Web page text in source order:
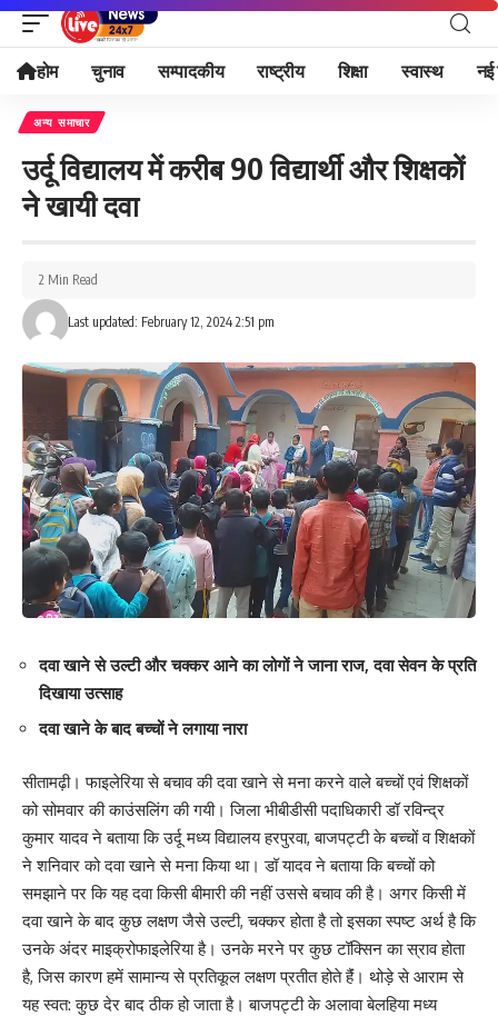
होम चुनाव सम्पादकीय राष्ट्रीय शिक्षा स्वास्थ नई
अन्य समाचार
उर्दू विद्यालय में करीब 90 विद्यार्थी और शिक्षकों
ने खायी दवा
Last updated: February 12, 2024 2:51 pm
2 Min Read
दवा खाने से उल्टी और चक्कर आने का लोगों ने जाना राज, दवा सेवन के प्रति
दिखाया उत्साह
दवा खाने के बाद बच्चों ने लगाया नारा
सीतामढ़ी। फाइलेरिया से बचाव की दवा खाने से मना करने वाले बच्चों एवं शिक्षकों
को सोमवार की काउंसलिंग की गयी। जिला भीबीडीसी पदाधिकारी डॉ रविन्द्र
कुमार यादव ने बताया कि उर्दू मध्य विद्यालय हरपुरवा, बाजपट्टी के बच्चों व शिक्षकों
ने शनिवार को दवा खाने से मना किया था। डॉ यादव ने बताया कि बच्चों को
समझाने पर कि यह दवा किसी बीमारी की नहीं उससे बचाव की है। अगर किसी में
दवा खाने के बाद कुछ लक्षण जैसे उल्टी, चक्कर होता है तो इसका स्पष्ट अर्थ है कि
उनके अंदर माइक्रोफाइलेरिया है। उनके मरने पर कुछ टॉक्सिन का स्राव होता
है, जिस कारण हमें सामान्य से प्रतिकूल लक्षण प्रतीत होते हैंं। थोड़े से आराम से
यह स्वत: कुछ देर बाद ठीक हो जाता है। बाजपट्टी के अलावा बेलहिया मध्य